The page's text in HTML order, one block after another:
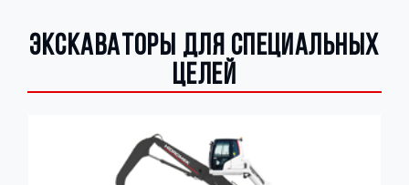
Экскаваторы для специальных
целей